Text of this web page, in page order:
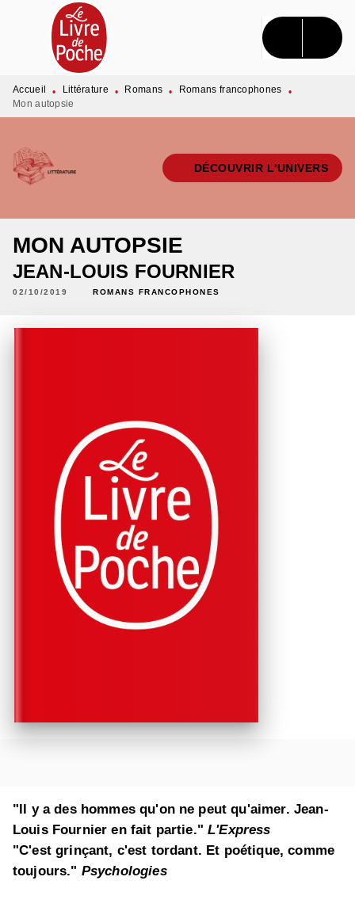
MENU RECHERCHE CONTENU
PIED DE PAGE
Accueil • Littérature • Romans • Romans francophones
•
Mon autopsie
DÉCOUVRIR L'UNIVERS
MON AUTOPSIE
JEAN-LOUIS FOURNIER
02/10/2019 ROMANS FRANCOPHONES
"ll y a des hommes qu'on ne peut qu'aimer. Jean-
Louis Fournier en fait partie."L'Express
"C'est grinçant, c'est tordant. Et poétique, comme
toujours." Psychologies